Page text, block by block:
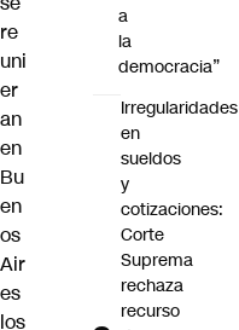
re
uni
er
an
en
Bu
en
os
Air
es
los
a
la
democracia”
Irregularidades
en
sueldos
y
cotizaciones:
Corte
Suprema
rechaza
recurso